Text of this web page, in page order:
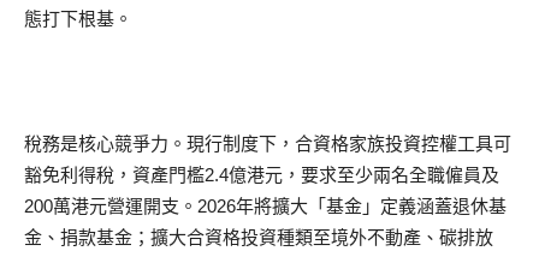
態打下根基。
稅務是核心競爭力。現行制度下，合資格家族投資控權工具可
豁免利得稅，資產門檻2.4億港元，要求至少兩名全職僱員及
200萬港元營運開支。2026年將擴大「基金」定義涵蓋退休基
金、捐款基金；擴大合資格投資種類至境外不動產、碳排放